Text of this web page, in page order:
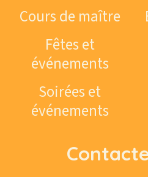
Cours de maître
Fêtes et
événements
Soirées et
événements